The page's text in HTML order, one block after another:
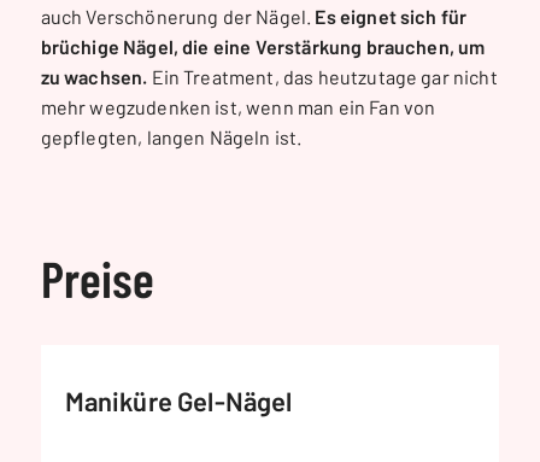
auch Verschönerung der Nägel. Es eignet sich für
brüchige Nägel, die eine Verstärkung brauchen, um
zu wachsen. Ein Treatment, das heutzutage gar nicht
mehr wegzudenken ist, wenn man ein Fan von
gepflegten, langen Nägeln ist.
Preise
Maniküre Gel-Nägel